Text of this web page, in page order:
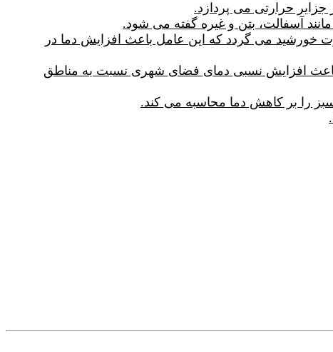
آسفالت، بتن و غیره گفته می شود.
خورشید می گردد که این عامل باعث افزایش دما در
افزایش نسبی دمای فضای شهری نسبت به مناطق